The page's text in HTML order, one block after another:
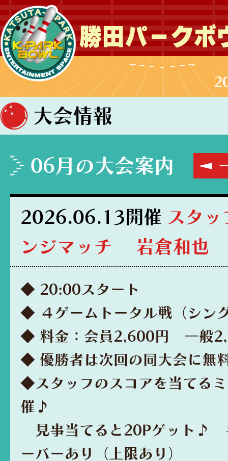
勝田パークボ
大会情報
06月の大会案内
2026.06.13開催 スタ
ンジマッチ 岩倉和也
◆ 20:00スタート
◆ ４ゲームトータル戦（シン
◆ 料金：会員2,600円 一般
◆ 優勝者は次回の同大会に無
◆スタッフのスコアを当てる
催♪
見事当てると20Pゲット♪
ーバーあり（上限あり）